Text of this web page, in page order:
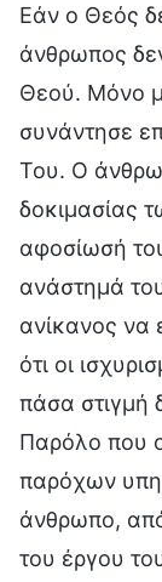
Εάν ο Θεός
άνθρωπος
Θεού. Μόνο
συνάντησε
Του. Ο
δοκιμασίας
αφοσίωσή
ανάστημά
ανίκανος να
ότι οι
πάσα στιγμή
Παρόλο που
παρόχων
άνθρωπο,
του έργου